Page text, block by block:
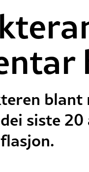
blant
siste